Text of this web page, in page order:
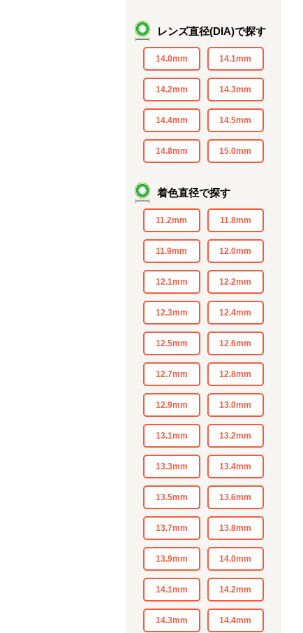
レンズ直径(DIA)で探す
14.0mm 14.1mm
14.2mm 14.3mm
14.4mm 14.5mm
14.8mm 15.0mm
着色直径で探す
11.2mm 11.8mm
11.9mm 12.0mm
12.1mm 12.2mm
12.3mm 12.4mm
12.5mm 12.6mm
12.7mm 12.8mm
12.9mm 13.0mm
13.1mm 13.2mm
13.3mm 13.4mm
13.5mm 13.6mm
13.7mm 13.8mm
13.9mm 14.0mm
14.1mm 14.2mm
14.3mm 14.4mm